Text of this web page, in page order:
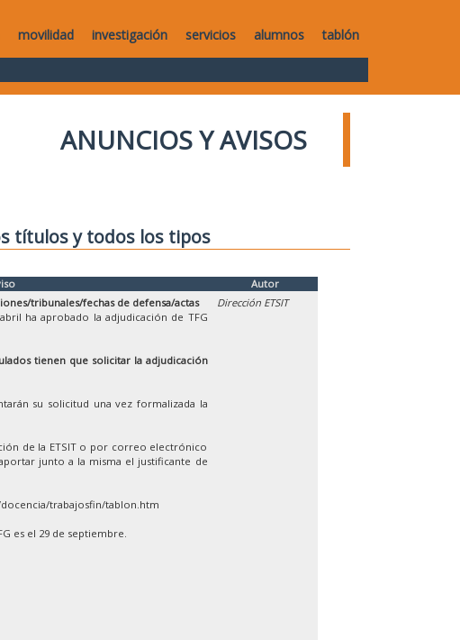
movilidad investigación servicios alumnos tablón
ANUNCIOS Y AVISOS
títulos y todos los tipos
Autor
tribunales/fechas de defensa/actas
ha aprobado la adjudicación de TFG
tienen que solicitar la adjudicación
su solicitud una vez formalizada la
de la ETSIT o por correo electrónico
junto a la misma el justificante de
trabajosfin/tablon.htm
es el 29 de septiembre.
Dirección ETSIT